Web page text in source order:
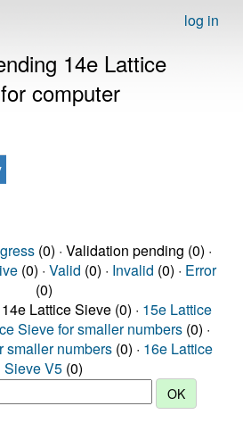
log in
14e Lattice
computer
(0) · Validation pending (0) ·
(0) · Valid (0) · Invalid (0) · Error
(0)
14e Lattice Sieve (0) · 15e Lattice
Sieve for smaller numbers (0) ·
smaller numbers (0) · 16e Lattice
Sieve V5 (0)